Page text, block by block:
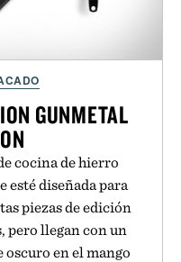
GUNMETAL
cocina de hierro
esté diseñada para
piezas de edición
pero llegan con un
oscuro en el mango